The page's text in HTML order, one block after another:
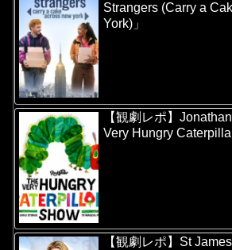
Strangers (Carry a
York)」
【観劇レポ】
Very Hungry Caterpillar
【観劇レポ】St James